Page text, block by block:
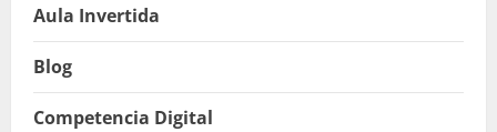
Aula Invertida
Blog
Competencia Digital